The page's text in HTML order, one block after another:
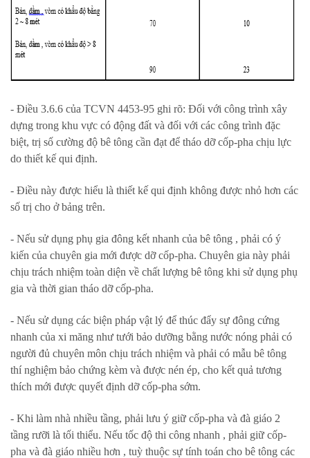
- Điều 3.6.6 của TCVN 4453-95 ghi rõ: Đối với công trình xây
dựng trong khu vực có động đất và đối với các công trình đặc
biệt, trị số cường độ bê tông cần đạt để tháo dỡ cốp-pha chịu lực
do thiết kế qui định.
- Điều này được hiểu là thiết kế qui định không được nhỏ hơn các
số trị cho ở bảng trên.
- Nếu sử dụng phụ gia đông kết nhanh của bê tông , phải có ý
kiến của chuyên gia mới được dỡ cốp-pha. Chuyên gia này phải
chịu trách nhiệm toàn diện về chất lượng bê tông khi sử dụng phụ
gia và thời gian tháo dỡ cốp-pha.
- Nếu sử dụng các biện pháp vật lý để thúc đẩy sự đông cứng
nhanh của xi măng như tưới bảo dưỡng bằng nước nóng phải có
người đủ chuyên môn chịu trách nhiệm và phải có mẫu bê tông
thí nghiệm bảo chứng kèm và được nén ép, cho kết quả tương
thích mới được quyết định dỡ cốp-pha sớm.
- Khi làm nhà nhiều tầng, phải lưu ý giữ cốp-pha và đà giáo 2
tầng rưỡi là tối thiểu. Nếu tốc độ thi công nhanh , phải giữ cốp-
pha và đà giáo nhiều hơn , tuỳ thuộc sự tính toán cho bê tông các